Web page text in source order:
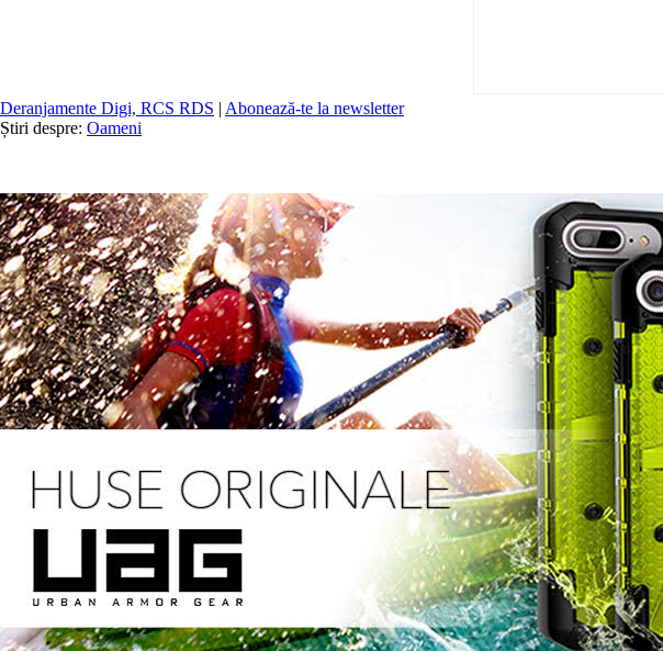
Deranjamente Digi, RCS RDS | Abonează-te la newsletter
Știri despre: Oameni